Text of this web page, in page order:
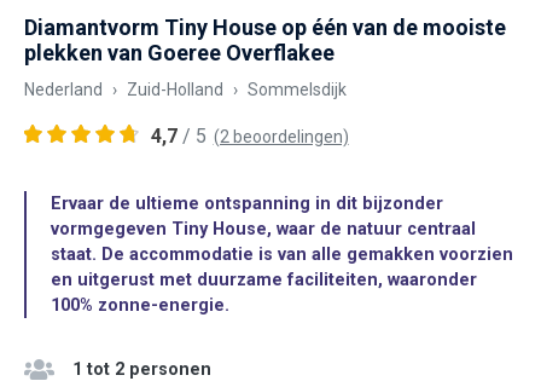
Diamantvorm Tiny House op één van de mooiste
plekken van Goeree Overflakee
Nederland Zuid-Holland Sommelsdijk
4,7 / 5 (2 beoordelingen)
Ervaar de ultieme ontspanning in dit bijzonder
vormgegeven Tiny House, waar de natuur centraal
staat. De accommodatie is van alle gemakken voorzien
en uitgerust met duurzame faciliteiten, waaronder
100% zonne-energie.
1 tot 2 personen